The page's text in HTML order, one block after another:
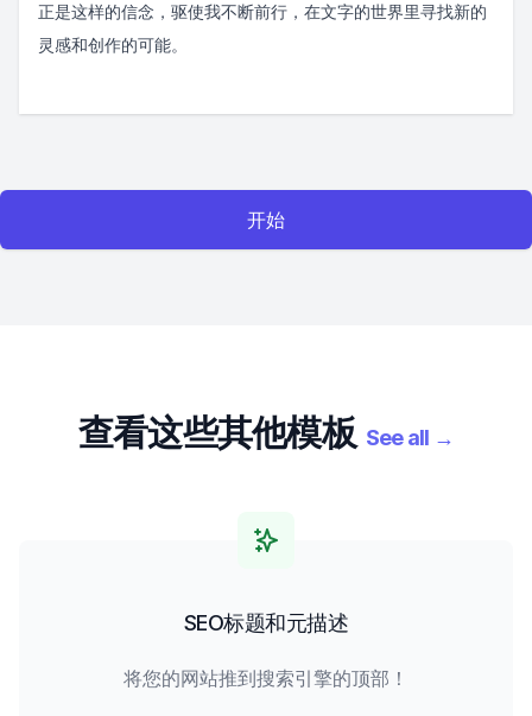
正是这样的信念，驱使我不断前行，在文字的世界里寻找新的
灵感和创作的可能。
开始
查看这些其他模板 See all →
SEO标题和元描述
将您的网站推到搜索引擎的顶部！